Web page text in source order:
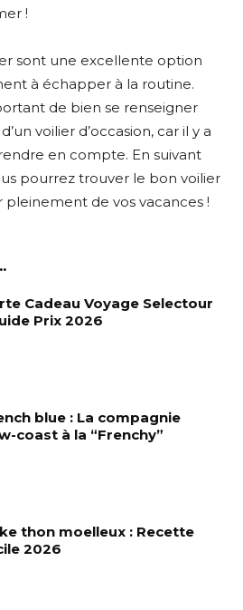
!
sont une excellente option
à échapper à la routine.
de bien se renseigner
voilier d’occasion, car il y a
en compte. En suivant
pourrez trouver le bon voilier
pleinement de vos vacances !
Cadeau Voyage Selectour
Prix 2026
blue : La compagnie
coast à la “Frenchy”
thon moelleux : Recette
2026